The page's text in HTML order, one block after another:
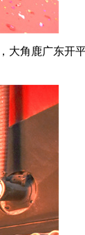
角鹿广东